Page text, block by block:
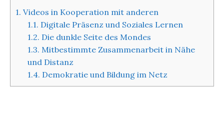
1. Videos in Kooperation mit anderen
1.1. Digitale Präsenz und Soziales Lernen
1.2. Die dunkle Seite des Mondes
1.3. Mitbestimmte Zusammenarbeit in Nähe
und Distanz
1.4. Demokratie und Bildung im Netz